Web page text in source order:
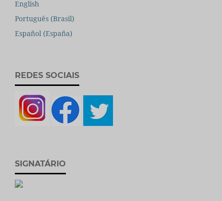
English
Português (Brasil)
Español (España)
REDES SOCIAIS
SIGNATÁRIO